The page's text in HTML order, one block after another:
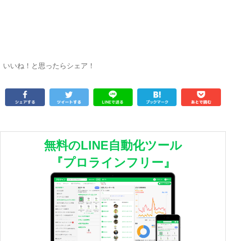
いいね！と思ったらシェア！
無料のLINE自動化ツール
『プロラインフリー』